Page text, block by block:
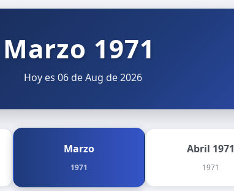
Marzo 1971
Hoy es 06 de Aug de 2026
Marzo
1971
Abril 1971
1971